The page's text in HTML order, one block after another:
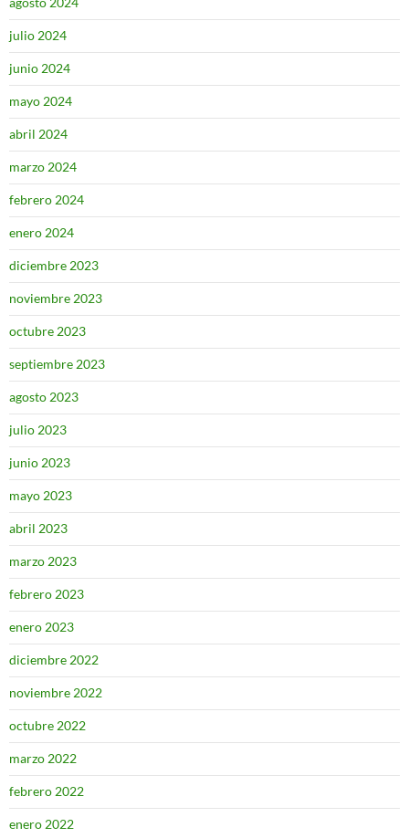
julio 2024
junio 2024
mayo 2024
abril 2024
marzo 2024
febrero 2024
enero 2024
diciembre 2023
noviembre 2023
octubre 2023
septiembre 2023
agosto 2023
julio 2023
junio 2023
mayo 2023
abril 2023
marzo 2023
febrero 2023
enero 2023
diciembre 2022
noviembre 2022
octubre 2022
marzo 2022
febrero 2022
enero 2022